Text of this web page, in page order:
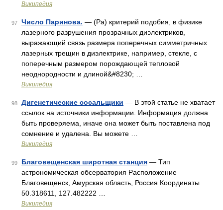
Википедия
97 Число Паринова. — (Pa) критерий подобия, в физике
лазерного разрушения прозрачных диэлектриков,
выражающий связь размера поперечных симметричных
лазерных трещин в диэлектрике, например, стекле, с
поперечным размером порождающей тепловой
неоднородности и длиной&#8230; …
Википедия
98 Дигенетические сосальщики — В этой статье не хватает
ссылок на источники информации. Информация должна
быть проверяема, иначе она может быть поставлена под
сомнение и удалена. Вы можете …
Википедия
99 Благовещенская широтная станция — Тип
астрономическая обсерватория Расположение
Благовещенск, Амурская область, Россия Координаты
50.318611, 127.482222 …
Википедия